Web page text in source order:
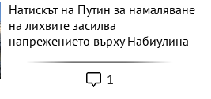
Натискът на Путин за намаляване
на лихвите засилва
напрежението върху Набиулина
1